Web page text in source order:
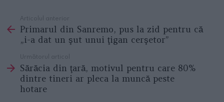
more
Articolul anterior
Primarul din Sanremo, pus la zid pentru că
„i-a dat un şut unui ţigan cerşetor”
Următorul articol
Sărăcia din ţară, motivul pentru care 80%
dintre tineri ar pleca la muncă peste
hotare